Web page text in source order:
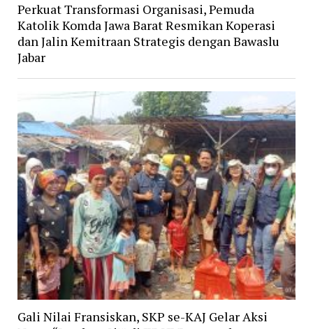
Perkuat Transformasi Organisasi, Pemuda
Katolik Komda Jawa Barat Resmikan Koperasi
dan Jalin Kemitraan Strategis dengan Bawaslu
Jabar
Gali Nilai Fransiskan, SKP se-KAJ Gelar Aksi